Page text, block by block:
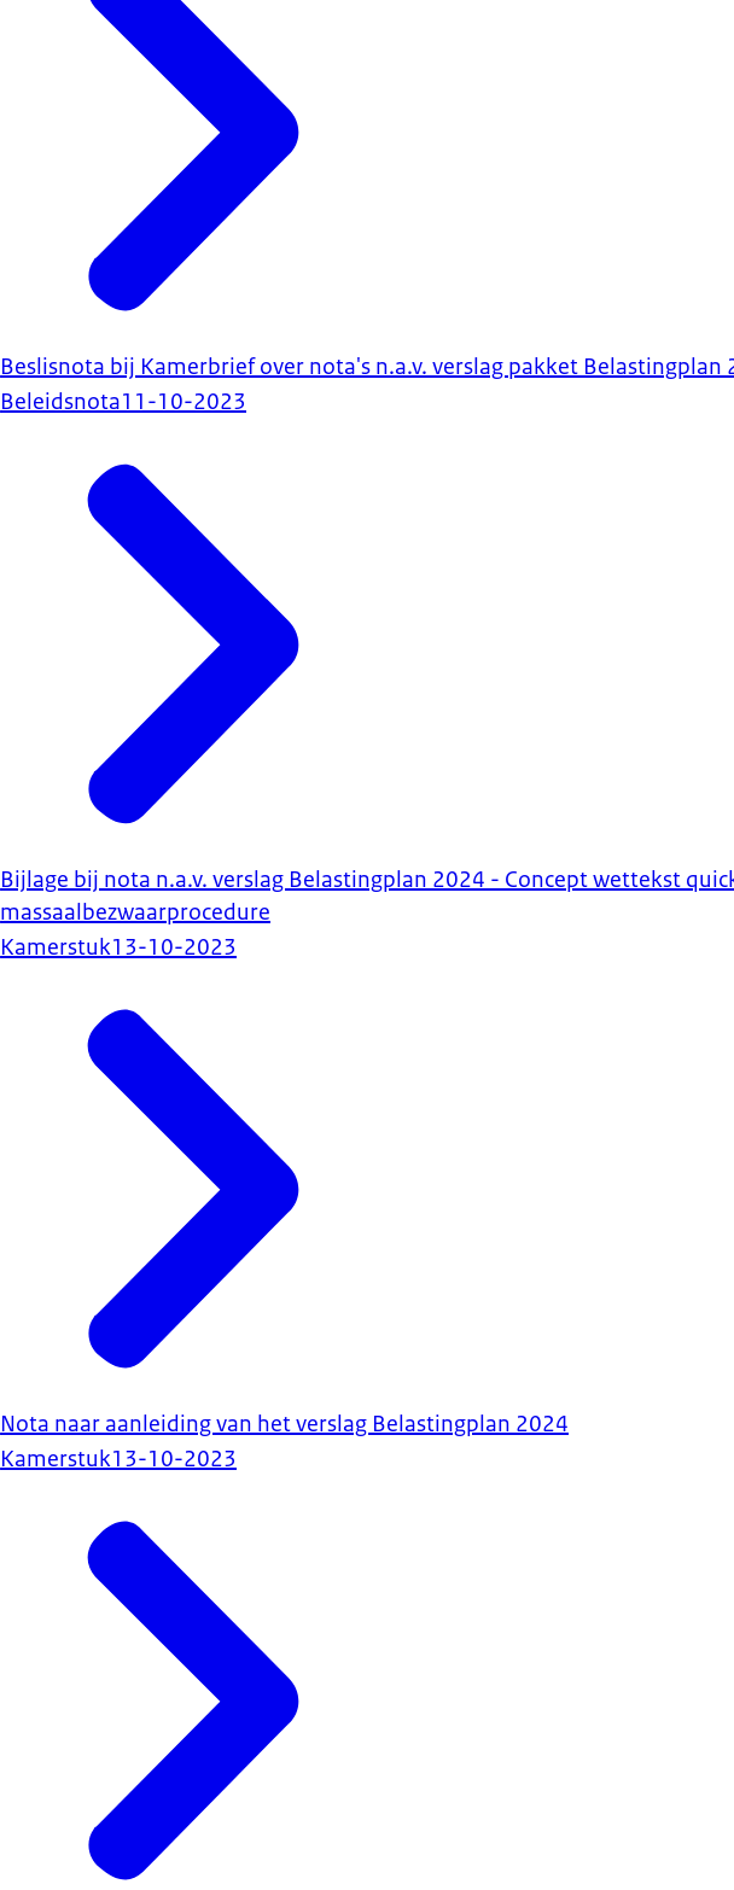
Beslisnota bij Kamerbrief over nota's n.a.v. verslag pakket Belastingplan
Beleidsnota11-10-2023
Bijlage bij nota n.a.v. verslag Belastingplan 2024 - Concept wettekst
massaalbezwaarprocedure
Kamerstuk13-10-2023
Nota naar aanleiding van het verslag Belastingplan 2024
Kamerstuk13-10-2023